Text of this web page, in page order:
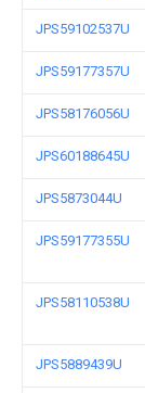
JPS59102537U
JPS59177357U
JPS58176056U
JPS60188645U
JPS5873044U
JPS59177355U
JPS58110538U
JPS5889439U